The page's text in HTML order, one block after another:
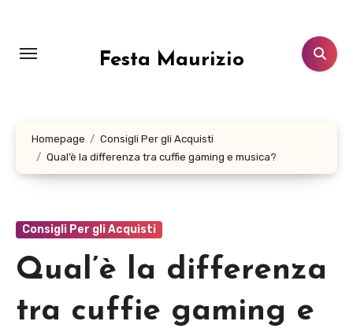
contenuto
Festa Maurizio
Homepage
Consigli Per gli Acquisti
Qual’è la differenza tra cuffie gaming e musica?
Consigli Per gli Acquisti
Qual’è la differenza
tra cuffie gaming e